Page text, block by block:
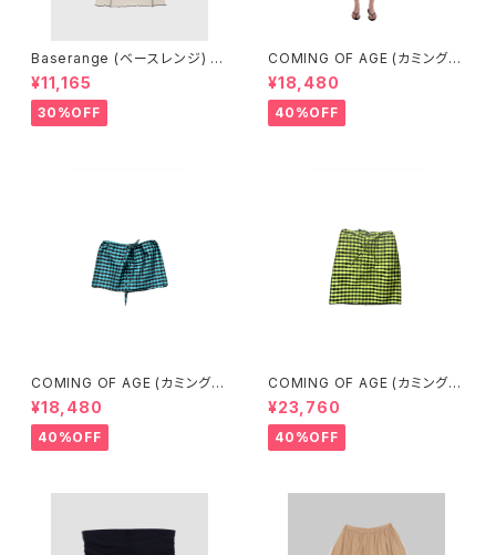
Baserange (ベースレンジ) O
MATO 3/4 TEE SHIRT (DYL
AN BEIGE)
¥11,165
30%OFF
COMING OF AGE (カミングオ
ブエイジ) DRAWSTRING MIN
I SKIRT (GINGHAM LIME/BL
ACK）
¥18,480
40%OFF
COMING OF AGE (カミングオ
ブエイジ) DRAWSTRING MIN
I SKIRT（GINGHAM TURQU
OISE/BROWN）
¥18,480
40%OFF
COMING OF AGE (カミングオ
ブエイジ) DRAWSTRING MID
I SKIRT（GINGHAM LIME/BL
ACK）
¥23,760
40%OFF